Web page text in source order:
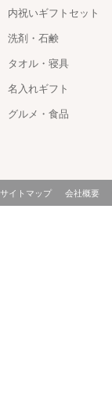
内祝いギフトセット
洗剤・石鹸
タオル・寝具
名入れギフト
グルメ・食品
サイトマップ 会社概要